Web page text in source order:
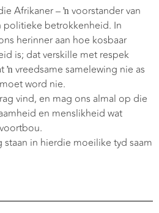
Afrikaner – ŉ voorstander van
betrokkenheid. In
herinner aan hoe kosbaar
is; dat verskille met respek
ŉ vreedsame samelewing nie as
word nie.
vind, en mag ons almal op die
en menslikheid wat
in hierdie moeilike tyd saam